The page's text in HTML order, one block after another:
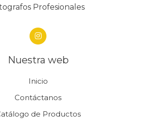
Profesionales
Nuestra web
Inicio
Contáctanos
de Productos